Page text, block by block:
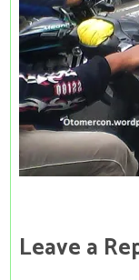
Leave a